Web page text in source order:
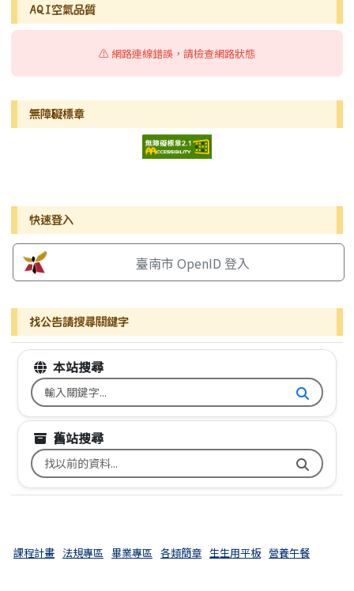
AQI空氣品質
⚠️ 網路連線錯誤，請檢查網路狀態
無障礙標章
右邊區域內容
快速登入
臺南市 OpenID 登入
找公告請搜尋關鍵字
本站搜尋
搜尋台南市文元國小全球資訊網關鍵字
舊站搜尋
搜尋台南市文元國小舊校網關鍵字
課程計畫 法規專區 畢業專區 各類簡章 生生用平板 營養午餐